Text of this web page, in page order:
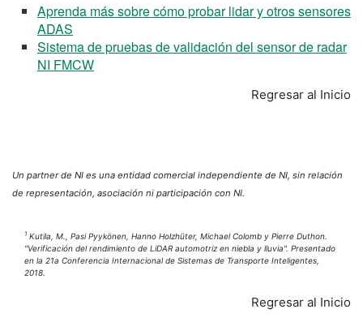
Aprenda más sobre cómo probar lidar y otros sensores
ADAS
Sistema de pruebas de validación del sensor de radar
NI FMCW
Regresar al Inicio
Un partner de NI es una entidad comercial independiente de NI, sin relación
de representación, asociación ni participación con NI.
1 Kutila, M., Pasi Pyykönen, Hanno Holzhüter, Michael Colomb y Pierre Duthon.
"Verificación del rendimiento de LiDAR automotriz en niebla y lluvia". Presentado
en la 21a Conferencia Internacional de Sistemas de Transporte Inteligentes,
2018.
Regresar al Inicio